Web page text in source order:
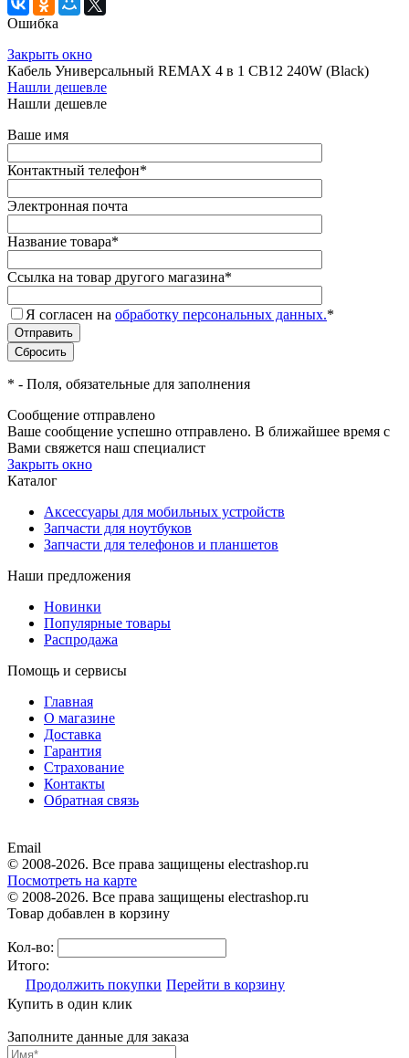
Ошибка
Закрыть окно
Кабель Универсальный REMAX 4 в 1 CB12 240W (Black)
Нашли дешевле
Нашли дешевле
Ваше имя
Контактный телефон*
Электронная почта
Название товара*
Ссылка на товар другого магазина*
Я согласен на обработку персональных данных.*
* - Поля, обязательные для заполнения
Сообщение отправлено
Ваше сообщение успешно отправлено. В ближайшее время с
Вами свяжется наш специалист
Закрыть окно
Каталог
Аксессуары для мобильных устройств
Запчасти для ноутбуков
Запчасти для телефонов и планшетов
Наши предложения
Новинки
Популярные товары
Распродажа
Помощь и сервисы
Главная
О магазине
Доставка
Гарантия
Страхование
Контакты
Обратная связь
Email
© 2008-2026. Все права защищены electrashop.ru
Посмотреть на карте
© 2008-2026. Все права защищены electrashop.ru
Товар добавлен в корзину
Кол-во:
Итого:
Продолжить покупки Перейти в корзину
Купить в один клик
Заполните данные для заказа